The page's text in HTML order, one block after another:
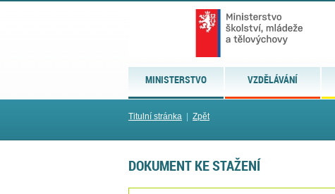
MINISTERSTVO VZDĚLÁVÁNÍ
Titulní stránka Zpět
DOKUMENT KE STAŽENÍ